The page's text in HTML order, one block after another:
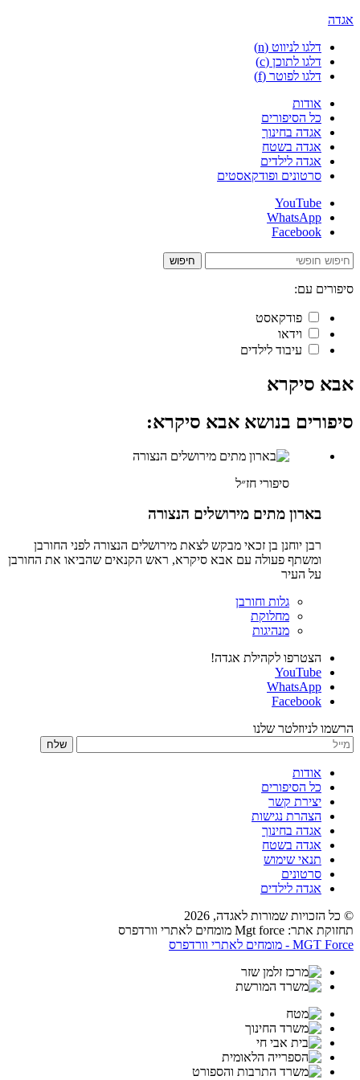
אגדה
דלגו לניווט (n)
דלגו לתוכן (c)
דלגו לפוטר (f)
אודות
כל הסיפורים
אגדה בחינוך
אגדה בשטח
אגדה לילדים
סרטונים ופודקאסטים
YouTube
WhatsApp
Facebook
חיפוש
סיפורים עם:
פודקאסט
וידאו
עיבוד לילדים
אבא סיקרא
סיפורים בנושא אבא סיקרא:
סיפורי חז״ל
בארון מתים מירושלים הנצורה
רבן יוחנן בן זכאי מבקש לצאת מירושלים הנצורה לפני החורבן
ומשתף פעולה עם אבא סיקרא, ראש הקנאים שהביאו את החורבן
על העיר
גלות וחורבן
מחלוקת
מנהיגות
הצטרפו לקהילת אגדה!
YouTube
WhatsApp
Facebook
הרשמו לניוזלטר שלנו
שלח
אודות
כל הסיפורים
יצירת קשר
הצהרת נגישות
אגדה בחינוך
אגדה בשטח
תנאי שימוש
סרטונים
אגדה לילדים
© כל הזכויות שמורות לאגדה, 2026
תחזוקת אתר: Mgt force מומחים לאתרי וורדפרס
MGT Force - מומחים לאתרי וורדפרס